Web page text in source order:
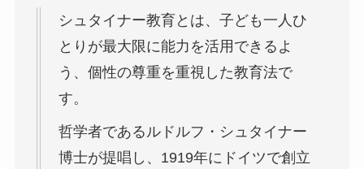
シュタイナー教育とは、子ども一人ひ
とりが最大限に能力を活用できるよ
う、個性の尊重を重視した教育法で
す。
哲学者であるルドルフ・シュタイナー
博士が提唱し、1919年にドイツで創立